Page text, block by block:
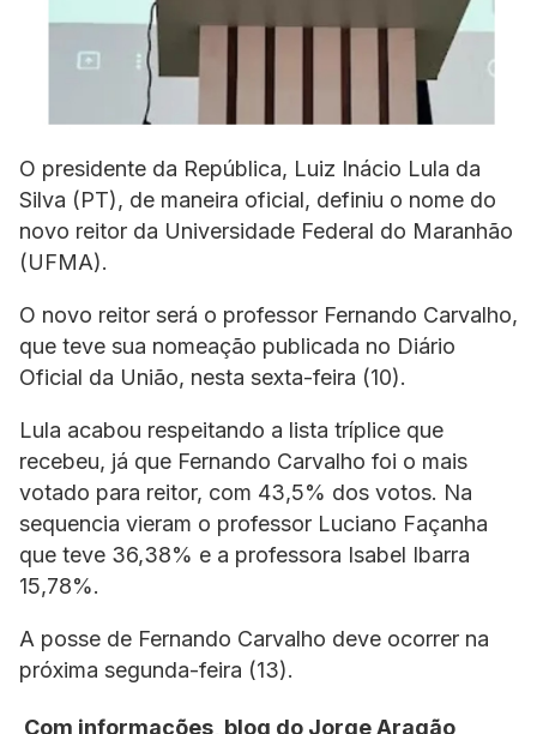
O presidente da República, Luiz Inácio Lula da
Silva (PT), de maneira oficial, definiu o nome do
novo reitor da Universidade Federal do Maranhão
(UFMA).
O novo reitor será o professor Fernando Carvalho,
que teve sua nomeação publicada no Diário
Oficial da União, nesta sexta-feira (10).
Lula acabou respeitando a lista tríplice que
recebeu, já que Fernando Carvalho foi o mais
votado para reitor, com 43,5% dos votos. Na
sequencia vieram o professor Luciano Façanha
que teve 36,38% e a professora Isabel Ibarra
15,78%.
A posse de Fernando Carvalho deve ocorrer na
próxima segunda-feira (13).
Com informações, blog do Jorge Aragão